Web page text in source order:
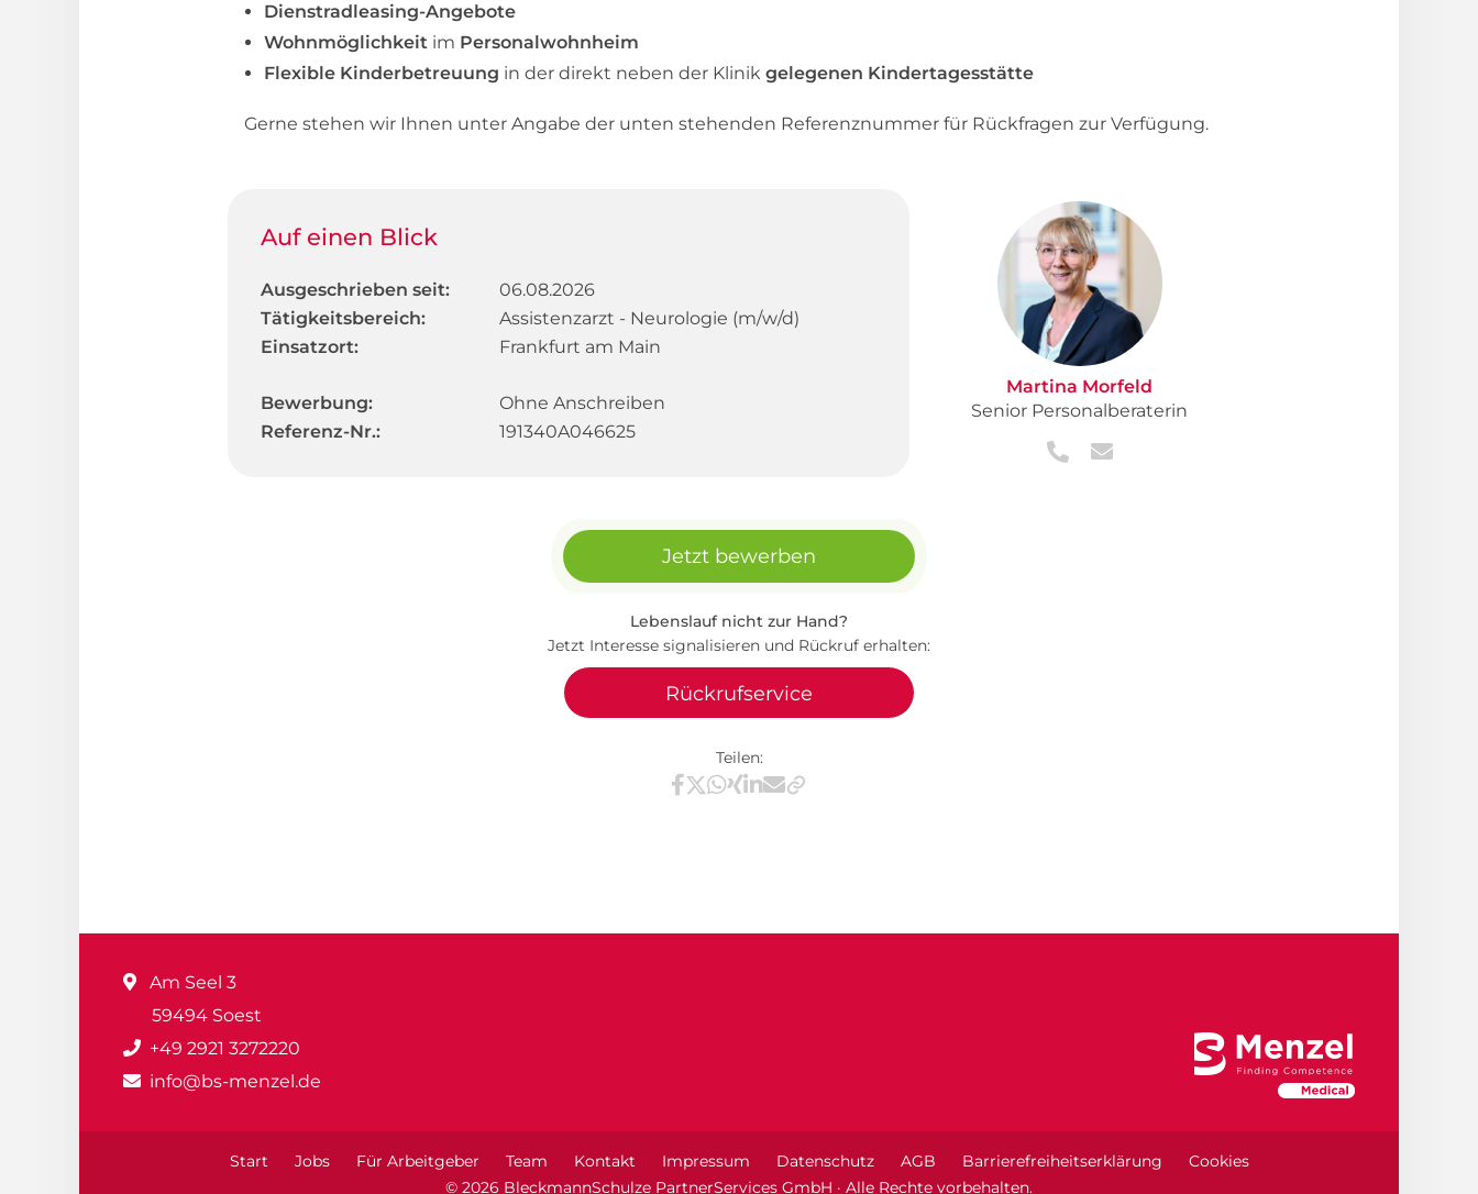
Dienstradleasing-Angebote
Wohnmöglichkeit im Personalwohnheim
Flexible Kinderbetreuung in der direkt neben der Klinik gelegenen Kindertagesstätte
Gerne stehen wir Ihnen unter Angabe der unten stehenden Referenznummer für Rückfragen zur Verfügung.
Auf einen Blick
Ausgeschrieben seit:
06.08.2026
Tätigkeitsbereich:
Assistenzarzt - Neurologie (m/w/d)
Einsatzort:
Frankfurt am Main
Bewerbung:
Ohne Anschreiben
Referenz-Nr.:
191340A046625
Martina Morfeld
Senior Personalberaterin
Jetzt bewerben
Lebenslauf nicht zur Hand?
Jetzt Interesse signalisieren und Rückruf erhalten:
Rückrufservice
Teilen:
Teilen via Facebook
Teilen via X / Twitter
Teilen via WhatsApp
Teilen via Xing
Teilen via LinkedIn
Teilen via E-Mail
Am Seel 3
59494 Soest
+49 2921 3272220
info@bs-menzel.de
Start Jobs Für Arbeitgeber Team Kontakt Impressum Datenschutz AGB Barrierefreiheitserklärung
Cookies
© 2026 BleckmannSchulze PartnerServices GmbH · Alle Rechte vorbehalten.